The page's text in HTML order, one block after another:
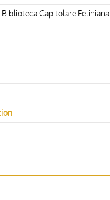
Capitolare Feliniana